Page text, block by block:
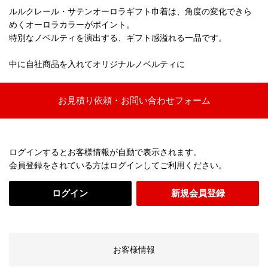
ルルクレール・サテンオーロラギフト巾着は、角度の変化できら
めくオーロラカラーがポイント。
特別なノベルティを演出する、ギフト感溢れる一品です。
中に自社商品を入れてオリジナルノベルティに
お見積り依頼・お問い合わせフォーム
ログインするとお客様情報が自動で表示されます。
会員登録をされている方はログインしてご利用ください。
ログイン 新規会員登録
お客様情報